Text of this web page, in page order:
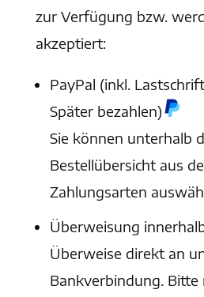
zur Verfügung bzw.
akzeptiert:
PayPal (inkl.
Später bezahlen)
Sie können unterhalb
Bestellübersicht aus
Zahlungsarten
Überweisung
Überweise direkt an
Bankverbindung. Bitte